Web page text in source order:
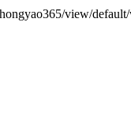
view/default/